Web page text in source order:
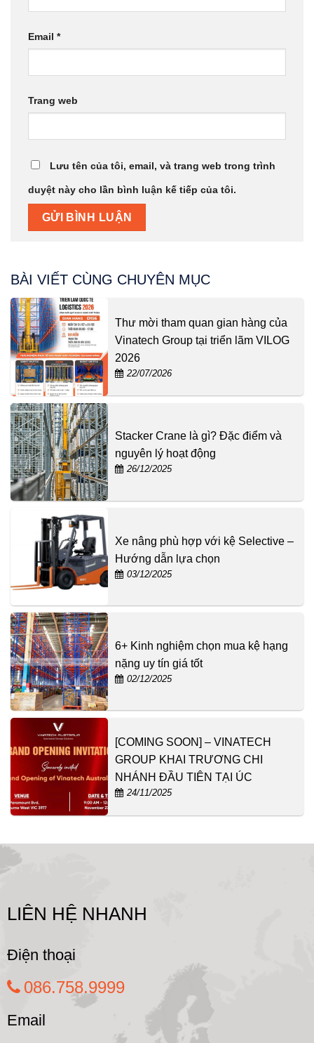
Email *
Trang web
Lưu tên của tôi, email, và trang web trong trình
duyệt này cho lần bình luận kế tiếp của tôi.
BÀI VIẾT CÙNG CHUYÊN MỤC
Thư mời tham quan gian hàng của
Vinatech Group tại triển lãm VILOG
2026
22/07/2026
Stacker Crane là gì? Đặc điểm và
nguyên lý hoạt động
26/12/2025
Xe nâng phù hợp với kệ Selective –
Hướng dẫn lựa chọn
03/12/2025
6+ Kinh nghiệm chọn mua kệ hạng
nặng uy tín giá tốt
02/12/2025
[COMING SOON] – VINATECH
GROUP KHAI TRƯƠNG CHI
NHÁNH ĐẦU TIÊN TẠI ÚC
24/11/2025
LIÊN HỆ NHANH
Điện thoại
086.758.9999
Email